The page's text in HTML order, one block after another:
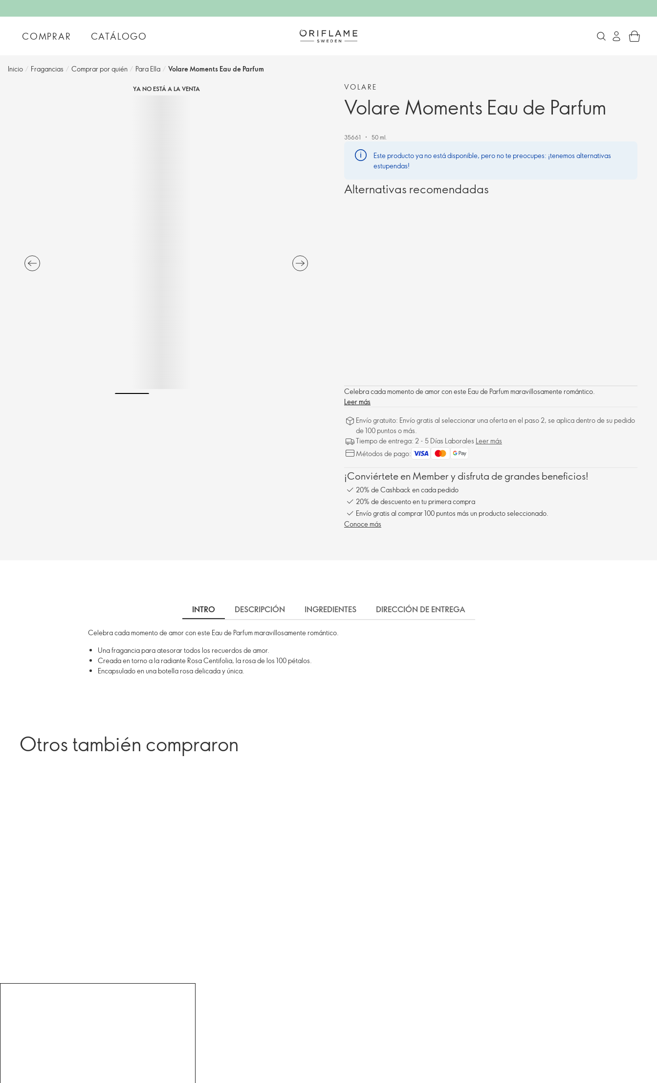
COMPRAR CATÁLOGO
Inicio / Fragancias / Comprar por quién / Para Ella / Volare Moments Eau de Parfum
YA NO ESTÁ A LA VENTA VOLARE
Volare Moments Eau de Parfum
35661 50 ml.
Este producto ya no está disponible, pero no te preocupes: ¡tenemos alternativas
estupendas!
Alternativas recomendadas
Celebra cada momento de amor con este Eau de Parfum maravillosamente romántico.
Leer más
Envío gratuito: Envío gratis al seleccionar una oferta en el paso 2, se aplica dentro de su pedido
de 100 puntos o más.
Tiempo de entrega: 2 - 5 Días Laborales Leer más
Métodos de pago:
¡Conviértete en Member y disfruta de grandes beneficios!
20% de Cashback en cada pedido
20% de descuento en tu primera compra
Envío gratis al comprar 100 puntos más un producto seleccionado.
Conoce más
INTRO DESCRIPCIÓN INGREDIENTES DIRECCIÓN DE ENTREGA
Celebra cada momento de amor con este Eau de Parfum maravillosamente romántico.
Una fragancia para atesorar todos los recuerdos de amor.
Creada en torno a la radiante Rosa Centifolia, la rosa de los 100 pétalos.
Encapsulado en una botella rosa delicada y única.
Otros también compraron